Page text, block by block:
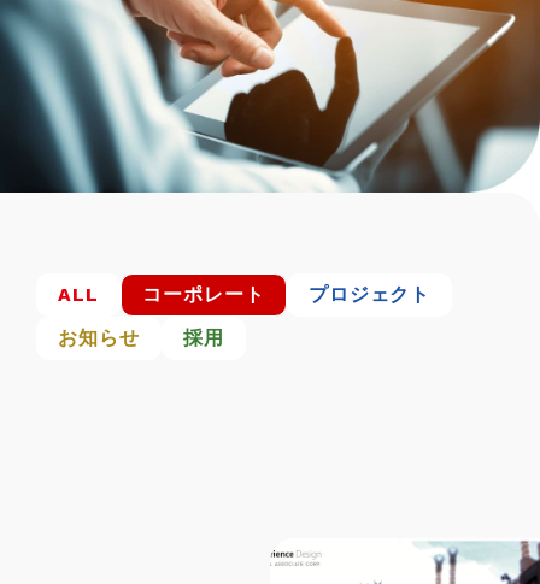
ALL コーポレート
プロジェクト
お知らせ
採用